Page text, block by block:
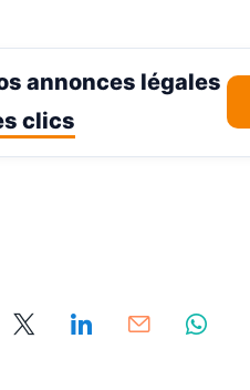
annonces légales
clics